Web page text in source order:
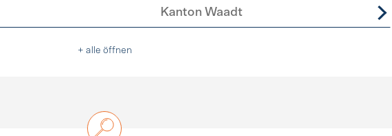
Kanton Waadt
+ alle öffnen